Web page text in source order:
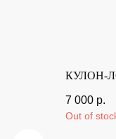
КУЛОН-
7 000 р.
Out of